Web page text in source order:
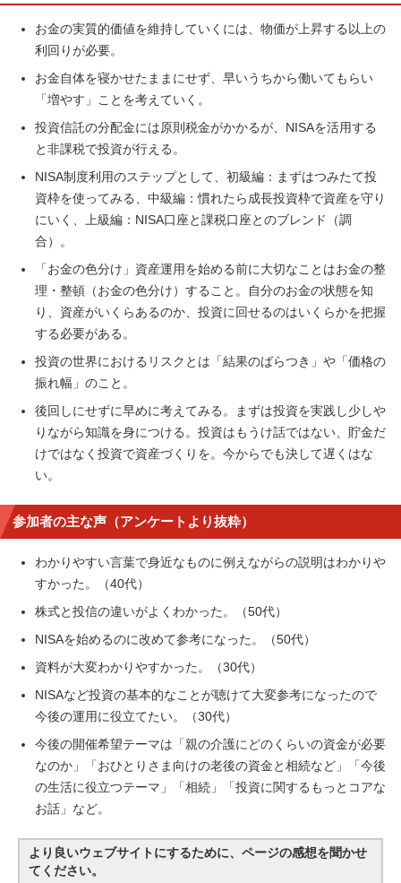
お金の実質的価値を維持していくには、物価が上昇する以上の
利回りが必要。
お金自体を寝かせたままにせず、早いうちから働いてもらい
「増やす」ことを考えていく。
投資信託の分配金には原則税金がかかるが、NISAを活用する
と非課税で投資が行える。
NISA制度利用のステップとして、初級編：まずはつみたて投
資枠を使ってみる、中級編：慣れたら成長投資枠で資産を守り
にいく、上級編：NISA口座と課税口座とのブレンド（調
合）。
「お金の色分け」資産運用を始める前に大切なことはお金の整
理・整頓（お金の色分け）すること。自分のお金の状態を知
り、資産がいくらあるのか、投資に回せるのはいくらかを把握
する必要がある。
投資の世界におけるリスクとは「結果のばらつき」や「価格の
振れ幅」のこと。
後回しにせずに早めに考えてみる。まずは投資を実践し少しや
りながら知識を身につける。投資はもうけ話ではない、貯金だ
けではなく投資で資産づくりを。今からでも決して遅くはな
い。
参加者の主な声（アンケートより抜粋）
わかりやすい言葉で身近なものに例えながらの説明はわかりや
すかった。（40代）
株式と投信の違いがよくわかった。（50代）
NISAを始めるのに改めて参考になった。（50代）
資料が大変わかりやすかった。（30代）
NISAなど投資の基本的なことが聴けて大変参考になったので
今後の運用に役立てたい。（30代）
今後の開催希望テーマは「親の介護にどのくらいの資金が必要
なのか」「おひとりさま向けの老後の資金と相続など」「今後
の生活に役立つテーマ」「相続」「投資に関するもっとコアな
お話」など。
より良いウェブサイトにするために、ページの感想を聞かせ
てください。